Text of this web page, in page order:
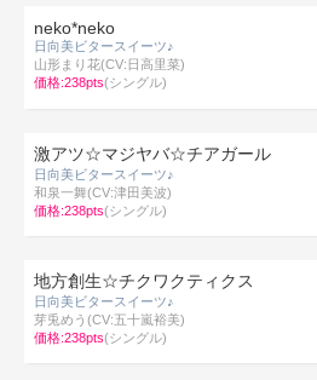
neko*neko
日向美ビタースイーツ♪
山形まり花(CV:日高里菜)
価格:238pts(シングル)
激アツ☆マジヤバ☆チアガール
日向美ビタースイーツ♪
和泉一舞(CV:津田美波)
価格:238pts(シングル)
地方創生☆チクワクティクス
日向美ビタースイーツ♪
芽兎めう(CV:五十嵐裕美)
価格:238pts(シングル)